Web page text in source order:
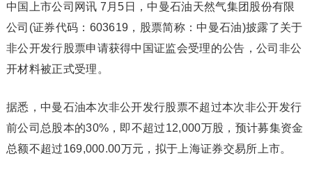
中国上市公司网讯 7月5日，中曼石油天然气集团股份有限
公司(证券代码：603619，股票简称：中曼石油)披露了关于
非公开发行股票申请获得中国证监会受理的公告，公司非公
开材料被正式受理。
据悉，中曼石油本次非公开发行股票不超过本次非公开发行
前公司总股本的30%，即不超过12,000万股，预计募集资金
总额不超过169,000.00万元，拟于上海证券交易所上市。